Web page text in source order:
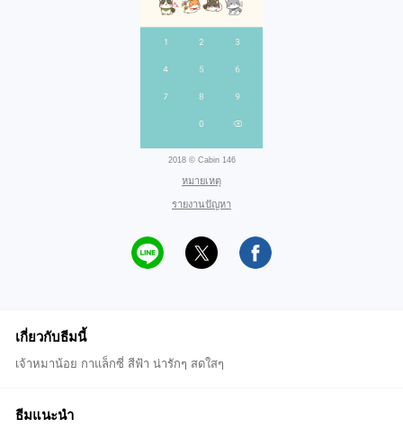
2018 © Cabin 146
หมายเหตุ
รายงานปัญหา
เกี่ยวกับธีมนี้
เจ้าหมาน้อย กาแล็กซี่ สีฟ้า น่ารักๆ สดใสๆ
ธีมแนะนำ